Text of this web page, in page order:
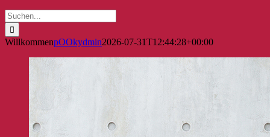
Suche
nach:
WillkommenpOOkydmin2026-07-31T12:44:28+00:00